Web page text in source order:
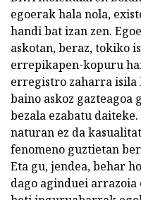
egoerak hala nola,
handi bat izan zen.
askotan, beraz, tokiko
errepikapen-kopuru
erregistro zaharra isila
baino askoz
bezala ezabatu
naturan ez da
fenomeno guztietan
Eta gu, jendea, behar
dago aginduei arrazoia